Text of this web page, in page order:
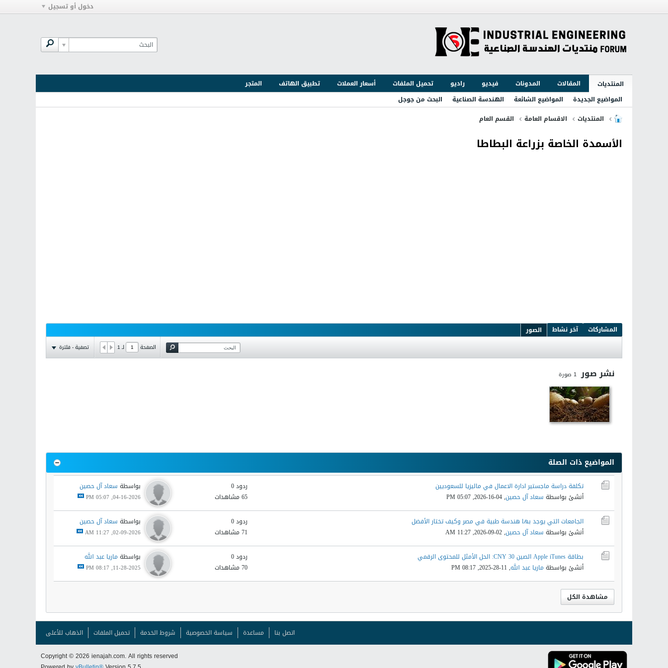
دخول أو تسجيل
المنتديات المقالات المدونات فيديو راديو تحميل الملفات أسعار العملات تطبيق الهاتف
المتجر
المواضيع الجديدة
المواضيع الشائعة الهندسة الصناعية
البحث من جوجل
المنتديات
الاقسام العامة القسم العام
الأسمدة الخاصة بزراعة البطاطا
المشاركات آخر نشاط الصور
الصفحة لـ1 تصفية - فلترة
نشر صور 1 صورة
المواضيع ذات الصلة
تكلفة دراسة ماجستير ادارة الاعمال في ماليزيا للسعوديين
أنشئ بواسطة سعاد آل حصين,
04-16-2026, 05:07 PM
ردود 0
65 مشاهدات
بواسطة سعاد آل حصين
04-16-2026, 05:07 PM
الجامعات التي يوجد بها هندسة طبية في مصر وكيف تختار الأفضل
أنشئ بواسطة سعاد آل حصين,
02-09-2026, 11:27 AM
ردود 0
71 مشاهدات
بواسطة سعاد آل حصين
02-09-2026, 11:27 AM
بطاقة Apple iTunes الصين 30 CNY: الحل الأمثل للمحتوى الرقمي
أنشئ بواسطة ماريا عبد الله,
11-28-2025, 08:17 PM
ردود 0
70 مشاهدات
بواسطة ماريا عبد الله
11-28-2025, 08:17 PM
مشاهدة الكل
اتصل بنا مساعدة سياسة الخصوصية شروط الخدمة تحميل الملفات الذهاب للأعلى
Copyright © 2026 ienajah.com. All rights reserved